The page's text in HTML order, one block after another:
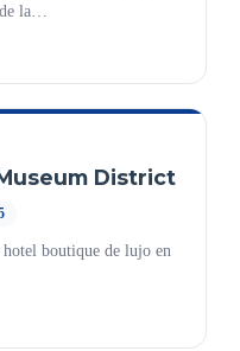
de la…
District
boutique de lujo en